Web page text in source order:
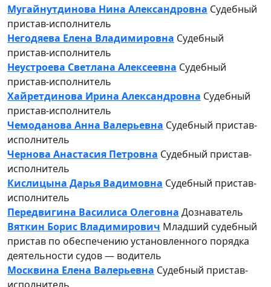
Мугайнутдинова Нина Александровна Судебный
пристав-исполнитель
Негодяева Елена Владимировна Судебный
пристав-исполнитель
Неустроева Светлана Алексеевна Судебный
пристав-исполнитель
Хайретдинова Ирина Александровна Судебный
пристав-исполнитель
Чемоданова Анна Валерьевна Судебный пристав-
исполнитель
Чернова Анастасия Петровна Судебный пристав-
исполнитель
Кислицына Дарья Вадимовна Судебный пристав-
исполнитель
Передвигина Василиса Олеговна Дознаватель
Вяткин Борис Владимирович Младший судебный
пристав по обеспечению установленного порядка
деятельности судов — водитель
Москвина Елена Валерьевна Судебный пристав-